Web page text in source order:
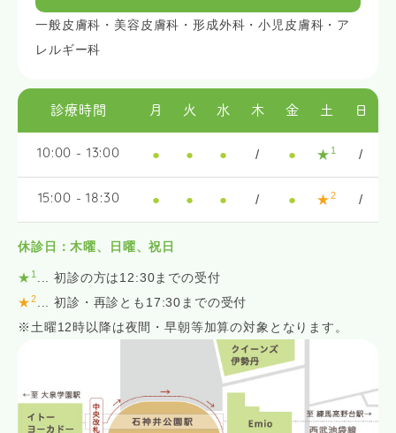
一般皮膚科・美容皮膚科・形成外科・小児皮膚科・ア
レルギー科
診療時間 月 火 水 木 金 土 日
10:00 - 13:00 ● ● ● / ● ★1 /
15:00 - 18:30 ● ● ● / ● ★2 /
休診日：木曜、日曜、祝日
★ 1
... 初診の方は12:30までの受付
★2
... 初診・再診とも17:30までの受付
※土曜12時以降は夜間・早朝等加算の対象となります。